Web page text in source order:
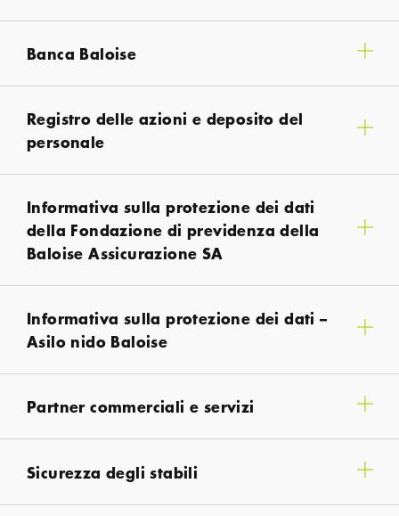
Banca Baloise
Registro delle azioni e deposito del
personale
Informativa sulla protezione dei dati
della Fondazione di previdenza della
Baloise Assicurazione SA
Informativa sulla protezione dei dati –
Asilo nido Baloise
Partner commerciali e servizi
Sicurezza degli stabili